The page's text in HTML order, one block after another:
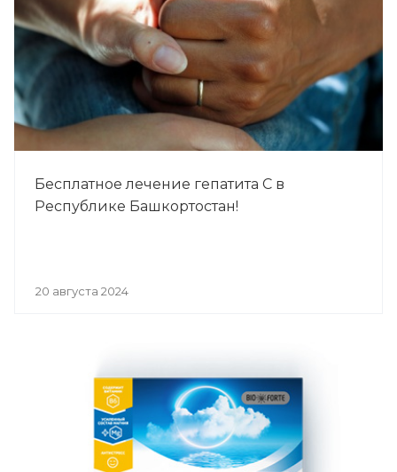
Бесплатное лечение гепатита С в
Республике Башкортостан!
20 августа 2024